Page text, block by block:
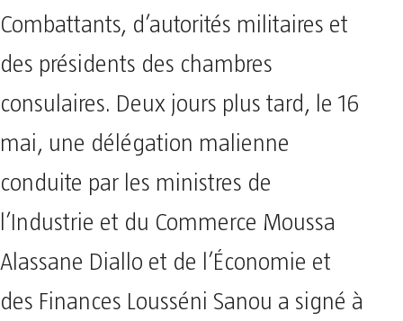
Combattants, d’autorités militaires et
des présidents des chambres
consulaires. Deux jours plus tard, le 16
mai, une délégation malienne
conduite par les ministres de
l’Industrie et du Commerce Moussa
Alassane Diallo et de l’Économie et
des Finances Lousséni Sanou a signé à